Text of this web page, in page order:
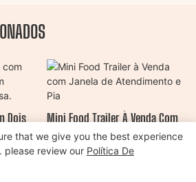
Dois
Mini Food Trailer À Venda Com
Janela De Atendimento E Pia
that we give you the best experience
please review our Política De